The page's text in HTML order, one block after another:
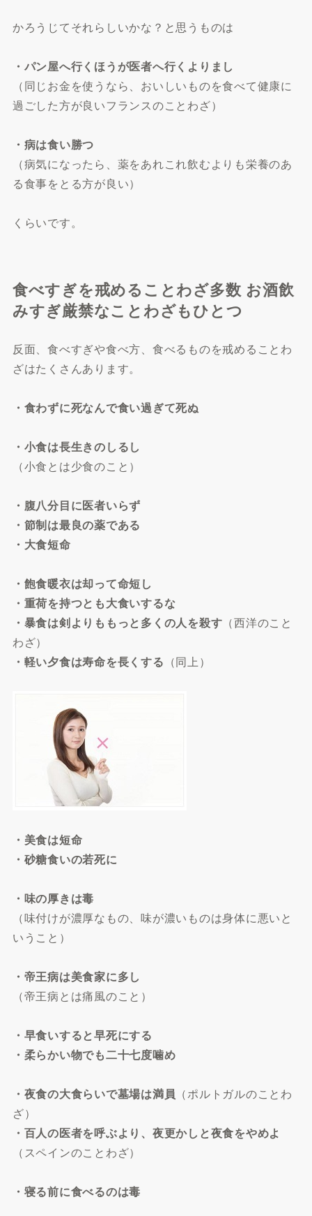
かろうじてそれらしいかな？と思うものは
・パン屋へ行くほうが医者へ行くよりまし
（同じお金を使うなら、おいしいものを食べて健康に
過ごした方が良いフランスのことわざ）
・病は食い勝つ
（病気になったら、薬をあれこれ飲むよりも栄養のあ
る食事をとる方が良い）
くらいです。
食べすぎを戒めることわざ多数 お酒飲
みすぎ厳禁なことわざもひとつ
反面、食べすぎや食べ方、食べるものを戒めることわ
ざはたくさんあります。
・食わずに死なんで食い過ぎて死ぬ
・小食は長生きのしるし
（小食とは少食のこと）
・腹八分目に医者いらず
・節制は最良の薬である
・大食短命
・飽食暖衣は却って命短し
・重荷を持つとも大食いするな
・暴食は剣よりももっと多くの人を殺す （西洋のこと
わざ）
・軽い夕食は寿命を長くする （同上）
・美食は短命
・砂糖食いの若死に
・味の厚きは毒
（味付けが濃厚なもの、味が濃いものは身体に悪いと
いうこと）
・帝王病は美食家に多し
（帝王病とは痛風のこと）
・早食いすると早死にする
・柔らかい物でも二十七度噛め
・夜食の大食らいで墓場は満員 （ポルトガルのことわ
ざ）
・百人の医者を呼ぶより、夜更かしと夜食をやめよ
（スペインのことわざ）
・寝る前に食べるのは毒